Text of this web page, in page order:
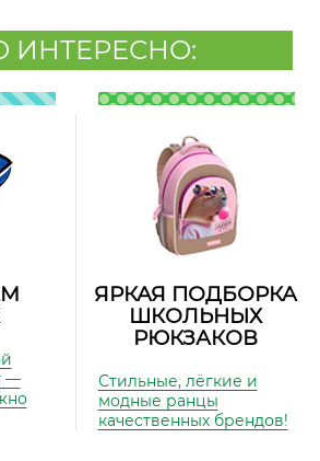
ИНТЕРЕСНО:
—
ЯРКАЯ ПОДБОРКА
ШКОЛЬНЫХ
РЮКЗАКОВ
Стильные, лёгкие и
модные ранцы
качественных брендов!